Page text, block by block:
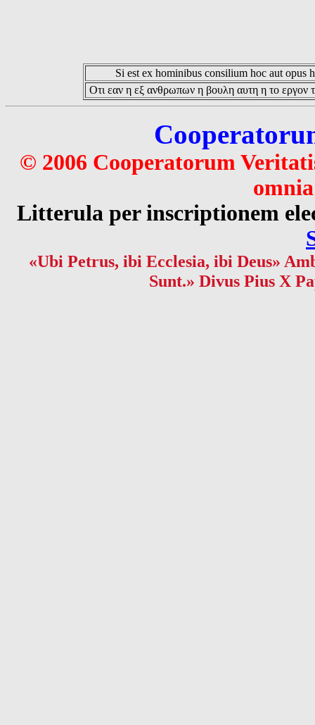
Si est ex hominibus consilium hoc aut opus
Οτι εαν η εξ ανθρωπων η βουλη αυτη η το εργον
© 2006 Cooperatorum
Litterula per inscriptionem
«Ubi Petrus, ibi Ecclesia, ibi Deus»
Sunt.» Divus Pius X